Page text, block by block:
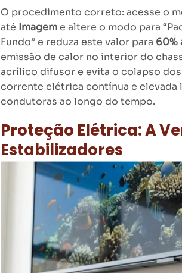
O procedimento correto: acesse o
até Imageme altere o modo para
Fundo” e reduza este valor para 60%
emissão de calor no interior do
acrílico difusor e evita o colapso
corrente elétrica contínua e
condutoras ao longo do tempo.
Proteção Elétrica: A
Estabilizadores